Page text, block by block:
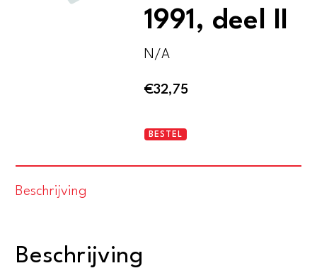
1991, deel II
N/A
€32,75
Wielerrevue.
BESTEL
Beschrijving
Beschrijving